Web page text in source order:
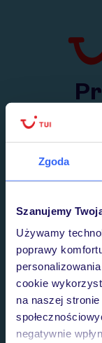
Zgoda
Szanujemy
Używamy
poprawy
cookie
na naszej
negatywnie
Przejdź